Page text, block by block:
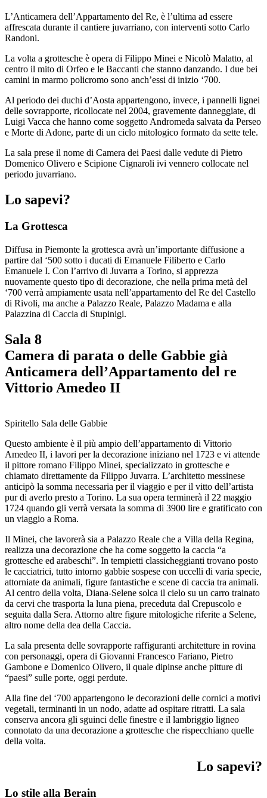
Summer
School
Speciali
Ricerca
Storia
Sedi
Tutte
le
sedi
Edificio
Castello
Manica
Lunga
Villa
Cosmo
Digitale
Biglietti
Chi
siamo
Area
Media
Organizza
il
tuo
Amministrazione
trasparente
Whistleblowing
Sostieni
il
museo
L’Anticamera dell’Appartamento del Re, è l’ultima ad essere
affrescata durante il cantiere juvarriano, con interventi sotto Carlo
Randoni.
La volta a grottesche è opera di Filippo Minei e Nicolò Malatto, al
centro il mito di Orfeo e le Baccanti che stanno danzando. I due bei
camini in marmo policromo sono anch’essi di inizio ‘700.
Al periodo dei duchi d’Aosta appartengono, invece, i pannelli lignei
delle sovrapporte, ricollocate nel 2004, gravemente danneggiate, di
Luigi Vacca che hanno come soggetto Andromeda salvata da Perseo
e Morte di Adone, parte di un ciclo mitologico formato da sette tele.
La sala prese il nome di Camera dei Paesi dalle vedute di Pietro
Domenico Olivero e Scipione Cignaroli ivi vennero collocate nel
periodo juvarriano.
Lo sapevi?
La Grottesca
Diffusa in Piemonte la grottesca avrà un’importante diffusione a
partire dal ‘500 sotto i ducati di Emanuele Filiberto e Carlo
Emanuele I. Con l’arrivo di Juvarra a Torino, si apprezza
nuovamente questo tipo di decorazione, che nella prima metà del
‘700 verrà ampiamente usata nell’appartamento del Re del Castello
di Rivoli, ma anche a Palazzo Reale, Palazzo Madama e alla
Palazzina di Caccia di Stupinigi.
Sala 8
Camera di parata o delle Gabbie già
Anticamera dell’Appartamento del re
Vittorio Amedeo II
Spiritello Sala delle Gabbie
Questo ambiente è il più ampio dell’appartamento di Vittorio
Amedeo II, i lavori per la decorazione iniziano nel 1723 e vi attende
il pittore romano Filippo Minei, specializzato in grottesche e
chiamato direttamente da Filippo Juvarra. L’architetto messinese
anticipò la somma necessaria per il viaggio e per il vitto dell’artista
pur di averlo presto a Torino. La sua opera terminerà il 22 maggio
1724 quando gli verrà versata la somma di 3900 lire e gratificato con
un viaggio a Roma.
Il Minei, che lavorerà sia a Palazzo Reale che a Villa della Regina,
realizza una decorazione che ha come soggetto la caccia “a
grottesche ed arabeschi”. In tempietti classicheggianti trovano posto
le cacciatrici, tutto intorno gabbie sospese con uccelli di varia specie,
attorniate da animali, figure fantastiche e scene di caccia tra animali.
Al centro della volta, Diana-Selene solca il cielo su un carro trainato
da cervi che trasporta la luna piena, preceduta dal Crepuscolo e
seguita dalla Sera. Attorno altre figure mitologiche riferite a Selene,
altro nome della dea della Caccia.
La sala presenta delle sovrapporte raffiguranti architetture in rovina
con personaggi, opera di Giovanni Francesco Fariano, Pietro
Gambone e Domenico Olivero, il quale dipinse anche pitture di
“paesi” sulle porte, oggi perdute.
Alla fine del ‘700 appartengono le decorazioni delle cornici a motivi
vegetali, terminanti in un nodo, adatte ad ospitare ritratti. La sala
conserva ancora gli sguinci delle finestre e il lambriggio ligneo
connotato da una decorazione a grottesche che rispecchiano quelle
della volta.
Lo sapevi?
Lo stile alla Berain